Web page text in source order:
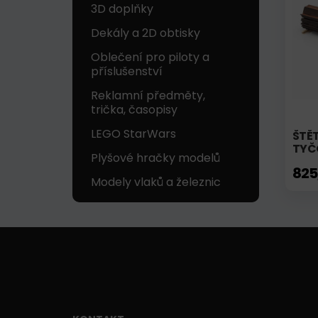
3D doplňky
Dekály a 2D obtisky
Oblečení pro piloty a
příslušenství
Reklamní předměty,
trička, časopisy
LEGO StarWars
Plyšové hračky modelů
Modely vlaků a železnic